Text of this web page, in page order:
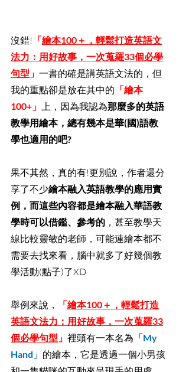
沒錯! 「繪本100＋，輕鬆打造英語文
法力：用好故事，一次蒐羅33個必學
句型 」 一書的確是講英語文法的，但
我的重點卻是放在其中的 「繪本
100+」 上，因為我認為那麼多的英語
教學用繪本，總有幾本是華(國)語教
學也適用的吧?
果不其然，真的有!更別說，作者還分
享了不少繪本融入英語教學的應用實
例，而這些內容都是繪本融入華語教
學時可以借鑑、參考的 ，甚至教學天
線比較靈敏的老師，可能連繪本都不
需要去找來看，腦中就多了好幾個教
學活動(點子)了XD
舉例來說， 「繪本100＋，輕鬆打造
英語文法力：用好故事，一次蒐羅33
個必學句型 」 裡頭有一本名為 「My
Hand」 的繪本，它是透過一個小男孩